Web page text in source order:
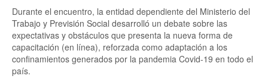
Durante el encuentro, la entidad dependiente del Ministerio del
Trabajo y Previsión Social desarrolló un debate sobre las
expectativas y obstáculos que presenta la nueva forma de
capacitación (en línea), reforzada como adaptación a los
confinamientos generados por la pandemia Covid-19 en todo el
país.